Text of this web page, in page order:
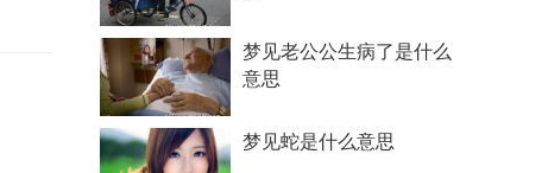
梦见老公公生病了是什么
意思
梦见蛇是什么意思